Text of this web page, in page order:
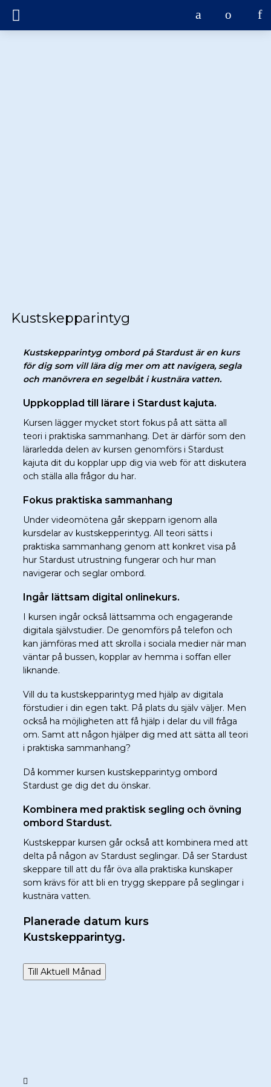
Kustskepparintyg
Kustskepparintyg ombord på Stardust är en kurs
för dig som vill lära dig mer om att navigera, segla
och manövrera en segelbåt i kustnära vatten.
Uppkopplad till lärare i Stardust kajuta.
Kursen lägger mycket stort fokus på att sätta all
teori i praktiska sammanhang. Det är därför som den
lärarledda delen av kursen genomförs i Stardust
kajuta dit du kopplar upp dig via web för att diskutera
och ställa alla frågor du har.
Fokus praktiska sammanhang
Under videomötena går skepparn igenom alla
kursdelar av kustskepperintyg. All teori sätts i
praktiska sammanhang genom att konkret visa på
hur Stardust utrustning fungerar och hur man
navigerar och seglar ombord.
Ingår lättsam digital onlinekurs.
I kursen ingår också lättsamma och engagerande
digitala självstudier. De genomförs på telefon och
kan jämföras med att skrolla i sociala medier när man
väntar på bussen, kopplar av hemma i soffan eller
liknande.
Vill du ta kustskepparintyg med hjälp av digitala
förstudier i din egen takt. På plats du själv väljer. Men
också ha möjligheten att få hjälp i delar du vill fråga
om. Samt att någon hjälper dig med att sätta all teori
i praktiska sammanhang?
Då kommer kursen kustskepparintyg ombord
Stardust ge dig det du önskar.
Kombinera med praktisk segling och övning
ombord Stardust.
Kustskeppar kursen går också att kombinera med att
delta på någon av Stardust seglingar. Då ser Stardust
skeppare till att du får öva alla praktiska kunskaper
som krävs för att bli en trygg skeppare på seglingar i
kustnära vatten.
Planerade datum kurs
Kustskepparintyg.
Till Aktuell Månad